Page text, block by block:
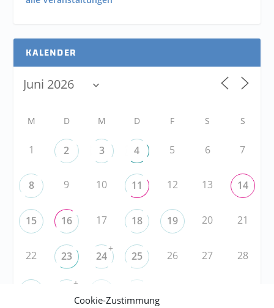
Cookie-Zustimmung
KALENDER
M D M D F S S
1 2 3 4 5 6 7
8 9 10 11 12 13 14
15 16 17 18 19 20 21
22 23 24
+
25 26 27 28
+